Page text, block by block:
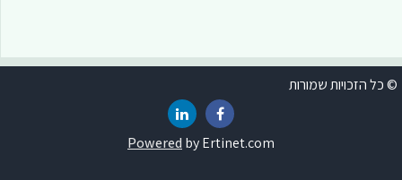
© כל הזכויות שמורות
Poweredby Ertinet.com